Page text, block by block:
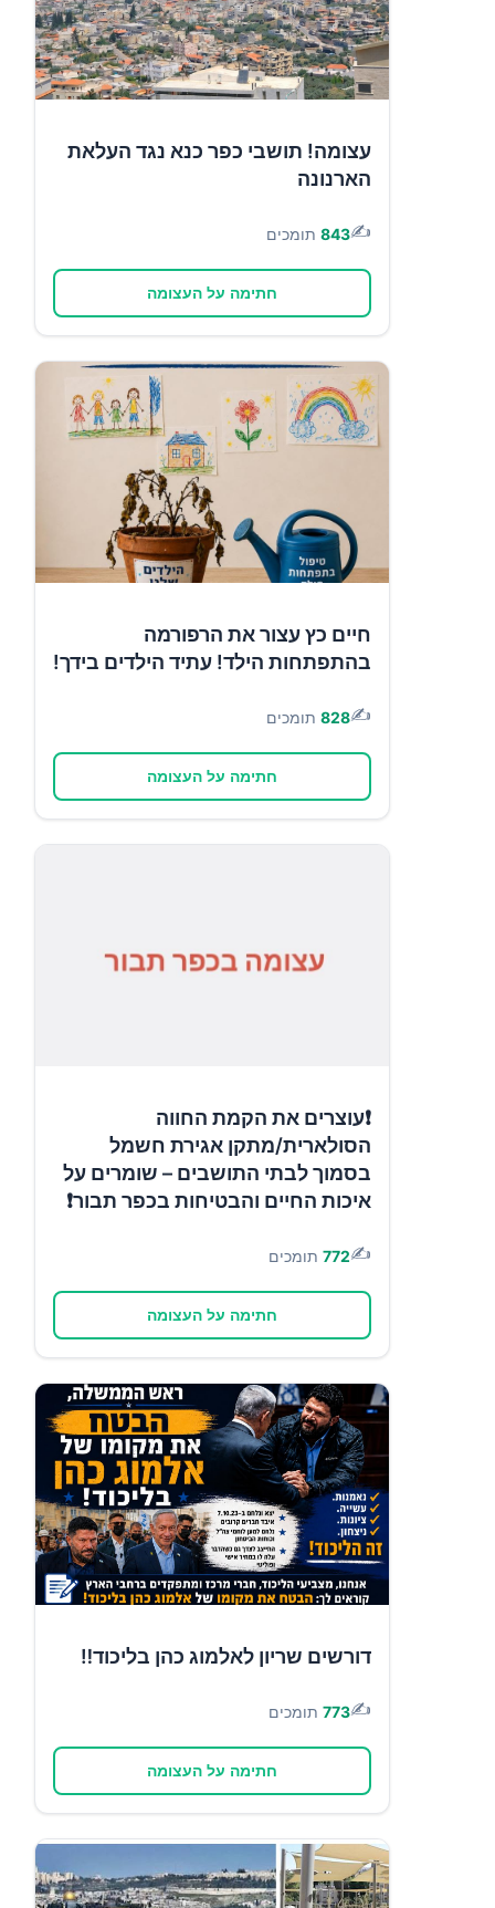
עצומה! תושבי כפר כנא נגד העלאת
הארנונה
✍️
843 תומכים
חתימה על העצומה
חיים כץ עצור את הרפורמה
בהתפתחות הילד! עתיד הילדים בידך!
✍️
828 תומכים
חתימה על העצומה
❗עוצרים את הקמת החווה
הסולארית/מתקן אגירת חשמל
בסמוך לבתי התושבים – שומרים על
איכות החיים והבטיחות בכפר תבור❗
✍️
772 תומכים
חתימה על העצומה
דורשים שריון לאלמוג כהן בליכוד‼️
✍️
773 תומכים
חתימה על העצומה